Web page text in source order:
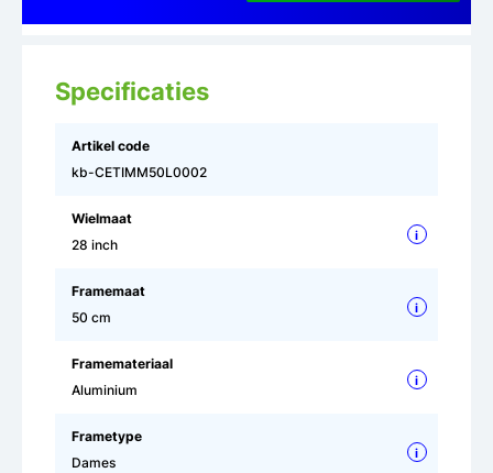
Specificaties
Artikel code
kb-CETIMM50L0002
Wielmaat
28 inch
i
Framemaat
50 cm
i
Framemateriaal
Aluminium
i
Frametype
Dames
i